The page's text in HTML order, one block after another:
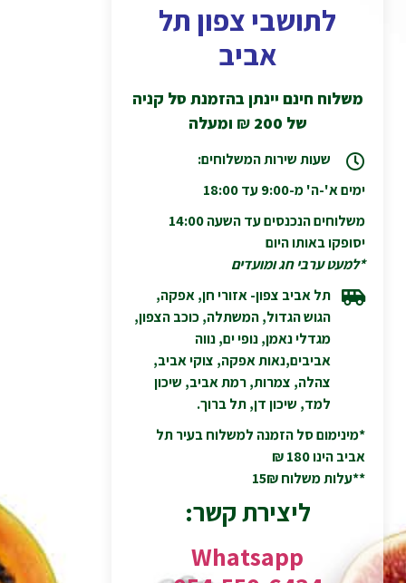
לתושבי צפון תל
אביב
משלוח חינם יינתן בהזמנת סל קניה
של 200
₪ ומעלה
שעות שירות המשלוחים:
ימים א'-ה' מ-9:00 עד 18:00
משלוחים הנכנסים עד השעה 14:00
יסופקו באותו היום
*למעט ערבי חג ומועדים
תל אביב צפון- אזורי חן, אפקה,
הגוש הגדול, המשתלה, כוכב הצפון,
מגדלי נאמן, נופי ים, נווה
אביבים,נאות אפקה, צוקי אביב,
צהלה, צמרות, רמת אביב, שיכון
למד, שיכון דן, תל ברוך.
*מינימום סל הזמנה למשלוח בעיר תל
אביב הינו 180 ₪
**עלות משלוח 15₪
ליצירת קשר:
Whatsapp